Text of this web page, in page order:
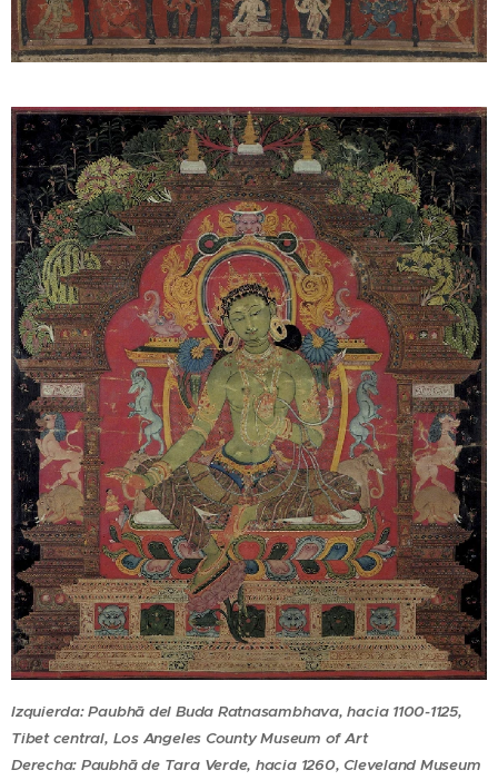
Izquierda: Paubhā del Buda Ratnasambhava, hacia 1100-1125,
Tibet central, Los Angeles County Museum of Art
Derecha: Paubhā de Tara Verde, hacia 1260, Cleveland Museum